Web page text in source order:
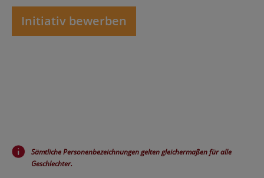
Initiativ bewerben
Sämtliche Personenbezeichnungen gelten gleichermaßen für alle
Geschlechter.